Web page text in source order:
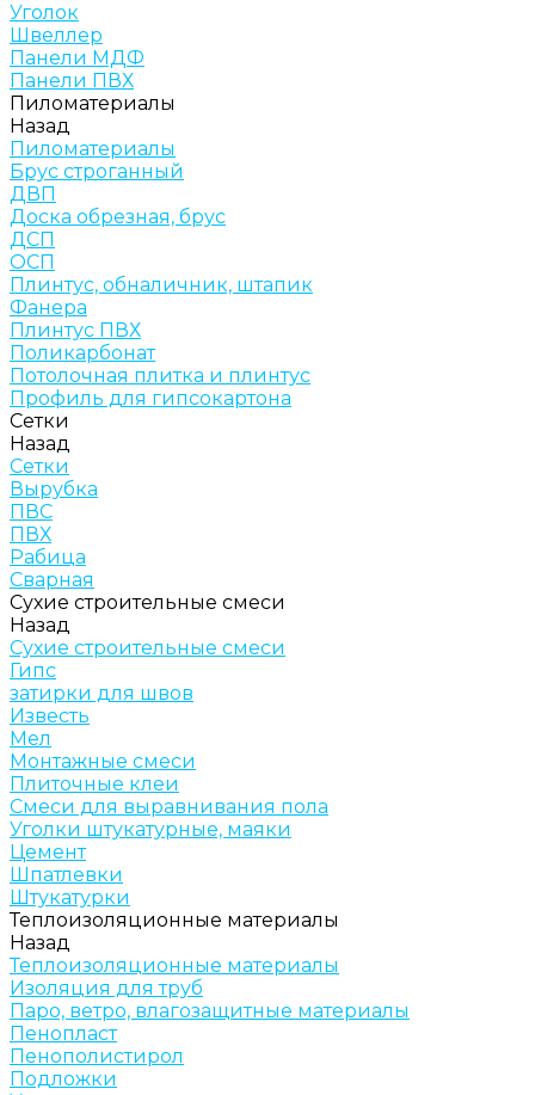
Уголок
Швеллер
Панели МДФ
Панели ПВХ
Пиломатериалы
Назад
Пиломатериалы
Брус строганный
ДВП
Доска обрезная, брус
ДСП
ОСП
Плинтус, обналичник, штапик
Фанера
Плинтус ПВХ
Поликарбонат
Потолочная плитка и плинтус
Профиль для гипсокартона
Сетки
Назад
Сетки
Вырубка
ПВС
ПВХ
Рабица
Сварная
Сухие строительные смеси
Назад
Сухие строительные смеси
Гипс
затирки для швов
Известь
Мел
Монтажные смеси
Плиточные клеи
Смеси для выравнивания пола
Уголки штукатурные, маяки
Цемент
Шпатлевки
Штукатурки
Теплоизоляционные материалы
Назад
Теплоизоляционные материалы
Изоляция для труб
Паро, ветро, влагозащитные материалы
Пенопласт
Пенополистирол
Подложки